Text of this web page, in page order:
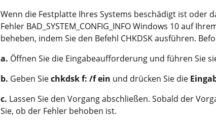
Wenn die Festplatte Ihres Systems beschädigt ist oder
Fehler BAD_SYSTEM_CONFIG_INFO Windows 10 auf
beheben, indem Sie den Befehl CHKDSK ausführen.
a. Öffnen Sie die Eingabeaufforderung und führen Sie
b. Geben Siechkdsk f: /f ein und drücken Sie die
c. Lassen Sie den Vorgang abschließen. Sobald der
Sie, ob der Fehler behoben ist.